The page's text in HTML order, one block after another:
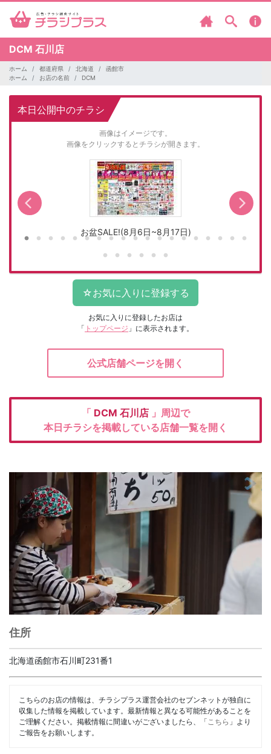
DCM 石川店
ホーム 都道府県 北海道
函館市
ホーム
お店の名前 DCM
本日公開中のチラシ
画像はイメージです。
画像をクリックするとチラシが開きます。
お盆SALE!(8月6日~8月17日)
お気に入りに登録したお店は
「 トップページ 」に表示されます。
公式店舗ページを開く
「 DCM 石川店 」周辺で
本日チラシを掲載している店舗一覧を開く
住所
北海道函館市石川町231番1
こちらのお店の情報は、チラシプラス運営会社のセブンネットが独自に
収集した情報を掲載しています。最新情報と異なる可能性があることを
ご理解ください。掲載情報に間違いがございましたら、「 こちら 」より
ご報告をお願いします。